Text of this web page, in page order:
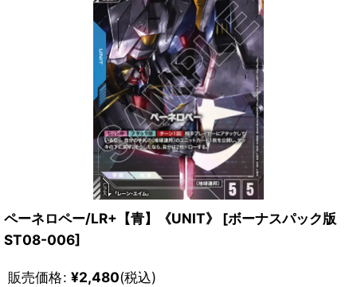
ペーネロペー/LR+【青】《UNIT》 [ボーナスパック版
ST08-006]
販売価格: ¥2,480(税込)